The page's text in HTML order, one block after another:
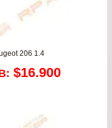
206 1.4
$16.900